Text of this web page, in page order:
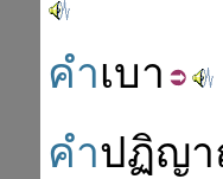
คำเบา
คำปฏิญ